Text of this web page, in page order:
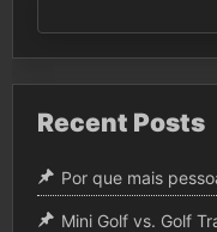
Recent Posts
Por que mais
Mini Golf vs. Golf